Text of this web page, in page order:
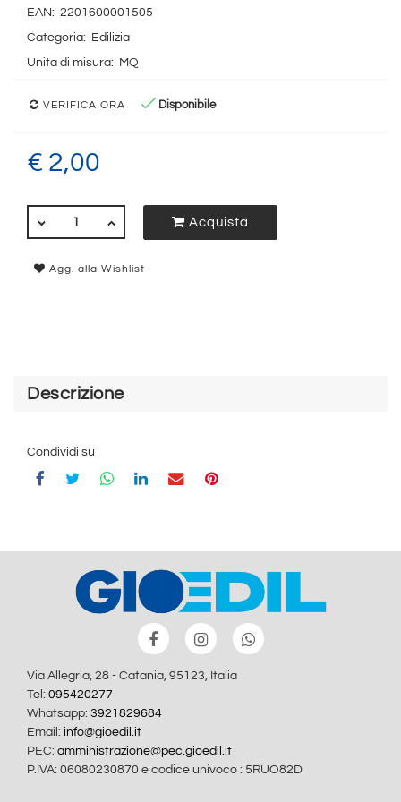
EAN: 2201600001505
Categoria: Edilizia
Unita di misura: MQ
VERIFICA ORA Disponibile
€ 2,00
Acquista
Agg. alla Wishlist
Descrizione
Condividi su
Via Allegria, 28 - Catania, 95123, Italia
Tel: 095420277
Whatsapp: 3921829684
Email: info@gioedil.it
PEC: amministrazione@pec.gioedil.it
P.IVA: 06080230870 e codice univoco : 5RUO82D